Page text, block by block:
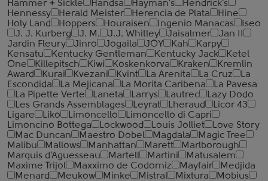
Hammer + Sickle
Handsa Hayman's
Hendrick's
Hennessy
Herald Meister Herencia de Plata
Hine
Holy Land
Hoppers Houraisen Ingenio Manacas
Iseo
J. J. Kurberg
J. M. J.J. Whitley Jaisalmer
Jan II
Jardin Fleury
Jinro Jogaila JOY Kah
Karpy
Kensatu
Kentucky Gentleman Kentucky Jack
Ketel
One
Killepitsch Kiwi Koskenkorva Kraken
Kremlin
Award
Kurai Kvezani Kvint La Arenita La Cruz
La
Escondida
La Mejicana La Morita Caribena
La Pavesa
La Pipette Verte
Laneta Larrys Lautrec
Lazy Dodo
Les Grands Assemblages
Leyrat Lheraud
Licor 43
Ligare
Liko Limoncello
Limoncello di Capri
Limoncino Bottega
Lockwood Louis Jolliet
Love Story
Mac Duncan
Maestro Dobel Magdala
Magic Tree
Malibu
Mallows Manhattan Marett
Marlborough
Marquis d'Aguesseau
Martell Martini
Matusalem
Maxime Trijol
Maxximo de Codorniz Mayfair
Medjida
Menard
Meukow Minke Mistral Mixtura
Mobius